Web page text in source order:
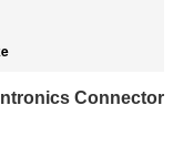
Connector